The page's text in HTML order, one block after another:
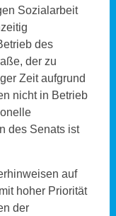
Sozialarbeit
des
der zu
Zeit aufgrund
nicht in Betrieb
des Senats ist
auf
hoher Priorität
der